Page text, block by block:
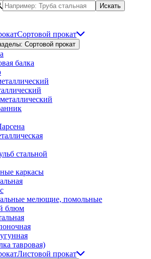
Искать
Сортовой прокат
Сортовой прокат
балка
стальной
каркасы
мелющие, помольные
блюм
тавровая)
Листовой прокат